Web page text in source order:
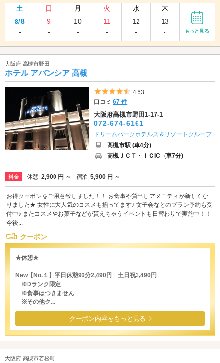
土
日 月 火 水 木
8/8
-
9
-
10
-
11
-
12
-
13
-
もっと見る
大阪府 高槻市野田
ホテル アバンシア 高槻
5つ星のうち4.5
4.63
口コミ67 件
大阪府高槻市野田1-17-1
072-674-6161
ドリームパークホテルズ＆リゾートグループ
高槻市駅 (車4分)
高槻ＪＣＴ・ＩＣIC (車7分)
料金 休憩 2,900 円 ～ 宿泊 5,900 円 ～
お得クーポンをご用意致しました！！ お食事や貸出しアメニティが新しくな
りました★ 女性に大人気のコスメも揃ってます♪ 女子会などのプラン予約も受
付中♪ またコスメやお菓子などが貰えちゃうイベントも日替わりで実施中！！
今後...
クーポン
★休憩★
New【No.１】平日休憩90分2,490円 土日祝3,490円
※Dランク限定
※食事はつきません
※その他ク...
クーポン内容をもっと見る
大阪府 高槻市若松町